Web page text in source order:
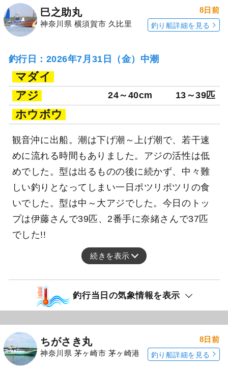
巳之助丸
神奈川県 横須賀市 久比里
8日前
釣り船詳細を見る
釣行日：2026年7月31日（金）中潮
マダイ
アジ
24～40cm 13～39匹
ホウボウ
観音沖に出船。潮は下げ潮～上げ潮で、若干速
めに流れる時間もありました。アジの活性は低
めでした。型は出るものの後に続かず、中々難
しい釣りとなってしまい一日ポツリポツリの食
いでした。型は中～大アジでした。今日のトッ
プは伊藤さんで39匹、2番手に奈緒さんで37匹
でした!!
続きを表示
釣行当日の気象情報を表示
ちがさき丸
神奈川県 茅ヶ崎市 茅ヶ崎港
8日前
釣り船詳細を見る